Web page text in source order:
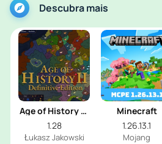
Descubra mais
Age of History 2:
Definitive
Edition
1.28
Łukasz Jakowski
Minecraft
1.26.13.1
Mojang